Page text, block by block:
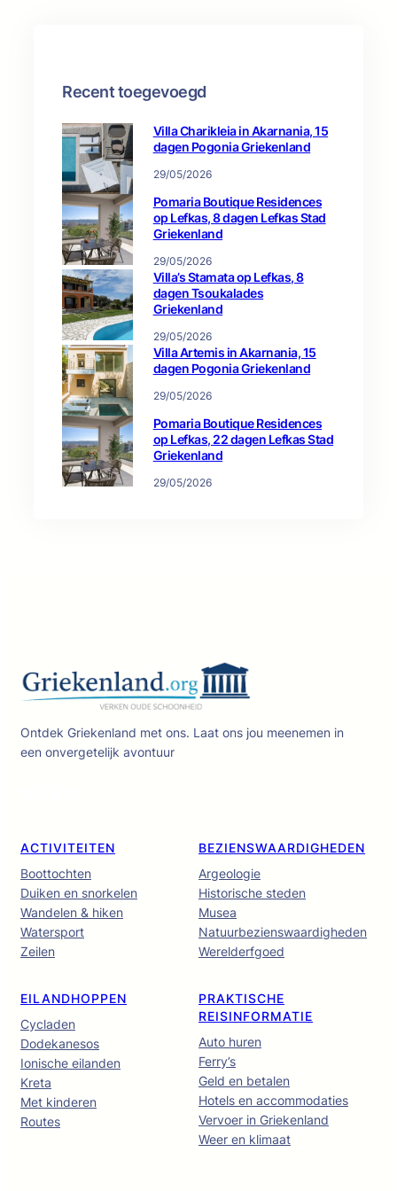
Recent toegevoegd
Villa Charikleia in Akarnania, 15
dagen Pogonia Griekenland
29/05/2026
Pomaria Boutique Residences
op Lefkas, 8 dagen Lefkas Stad
Griekenland
29/05/2026
Villa’s Stamata op Lefkas, 8
dagen Tsoukalades
Griekenland
29/05/2026
Villa Artemis in Akarnania, 15
dagen Pogonia Griekenland
29/05/2026
Pomaria Boutique Residences
op Lefkas, 22 dagen Lefkas Stad
Griekenland
29/05/2026
Ontdek Griekenland met ons. Laat ons jou meenemen in
een onvergetelijk avontuur
ACTIVITEITEN
Boottochten
Duiken en snorkelen
Wandelen & hiken
Watersport
Zeilen
BEZIENSWAARDIGHEDEN
Argeologie
Historische steden
Musea
Natuurbezienswaardigheden
Werelderfgoed
EILANDHOPPEN
Cycladen
Dodekanesos
Ionische eilanden
Kreta
Met kinderen
Routes
PRAKTISCHE
REISINFORMATIE
Auto huren
Ferry’s
Geld en betalen
Hotels en accommodaties
Vervoer in Griekenland
Weer en klimaat